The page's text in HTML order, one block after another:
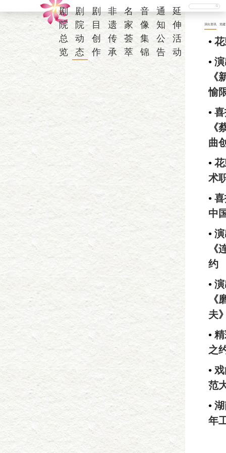
剧
院
总
览
剧
院
动
态
剧
目
创
作
非
遗
传
承
名
家
荟
萃
音
像
集
锦
通
知
公
告
延
伸
活
动
演出资讯 党建
•
•
《
愉
•
《
曲
•
术
•
中
•
《
约
•
《
夫
•
之
•
范
•
年